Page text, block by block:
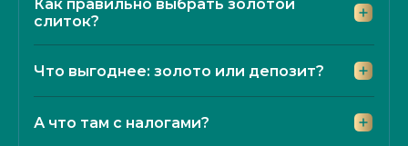
Как правильно выбрать золотой
слиток?
Что выгоднее: золото или депозит?
А что там с налогами?